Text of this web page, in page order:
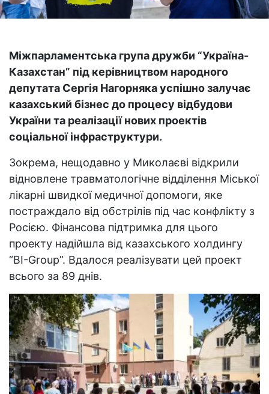
Міжпарламентська група дружби “Україна-
Казахстан” під керівництвом народного
депутата Сергія Нагорняка успішно залучає
казахський бізнес до процесу відбудови
України та реалізації нових проектів
соціальної інфраструктури.
Зокрема, нещодавно у Миколаєві відкрили
відновлене травматологічне відділення Міської
лікарні швидкої медичної допомоги, яке
постраждало від обстрілів під час конфлікту з
Росією. Фінансова підтримка для цього
проекту надійшла від казахського холдингу
“BІ-Group”. Вдалося реалізувати цей проект
всього за 89 днів.